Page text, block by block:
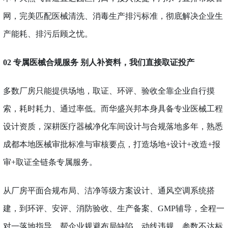
网，完美匹配医械清洗、消毒生产排污标准，彻底解决企业生
产能耗、排污后顾之忧。
02 专属医械合规服务 别人补资料，我们直接取证投产
多数厂房只能提供场地，取证、环评、验收全靠企业自行摸
索，耗时耗力、通过率低。而华盛兴邦本身具备专业医械工程
设计资质，深耕医疗器械净化车间设计与合规落地多年，熟悉
成都本地医械审批标准与审核要点，打造场地+设计+改造+报
审+取证全链条专属服务。
从厂房平面合规布局、洁净等级方案设计、通风空调系统搭
建，到环评、安评、消防验收、生产备案、 GMP辅导，全程一
对一落地指导，帮企业规避布局缺陷、动线违规、参数不达标